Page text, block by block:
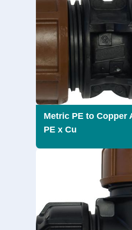
Metric PE to Copper
PE x Cu